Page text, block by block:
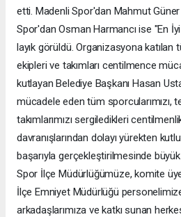
etti. Madenli Spor'dan Mahmut
Spor'dan Osman Harmancı ise "En
layık görüldü. Organizasyona katılan
ekipleri ve takımları centilmence
kutlayan Belediye Başkanı Hasan
mücadele eden tüm sporcularımızı,
takımlarımızı sergiledikleri
davranışlarından dolayı yürekten
başarıyla gerçekleştirilmesinde
Spor İlçe Müdürlüğümüze, komite
İlçe Emniyet Müdürlüğü
arkadaşlarımıza ve katkı sunan